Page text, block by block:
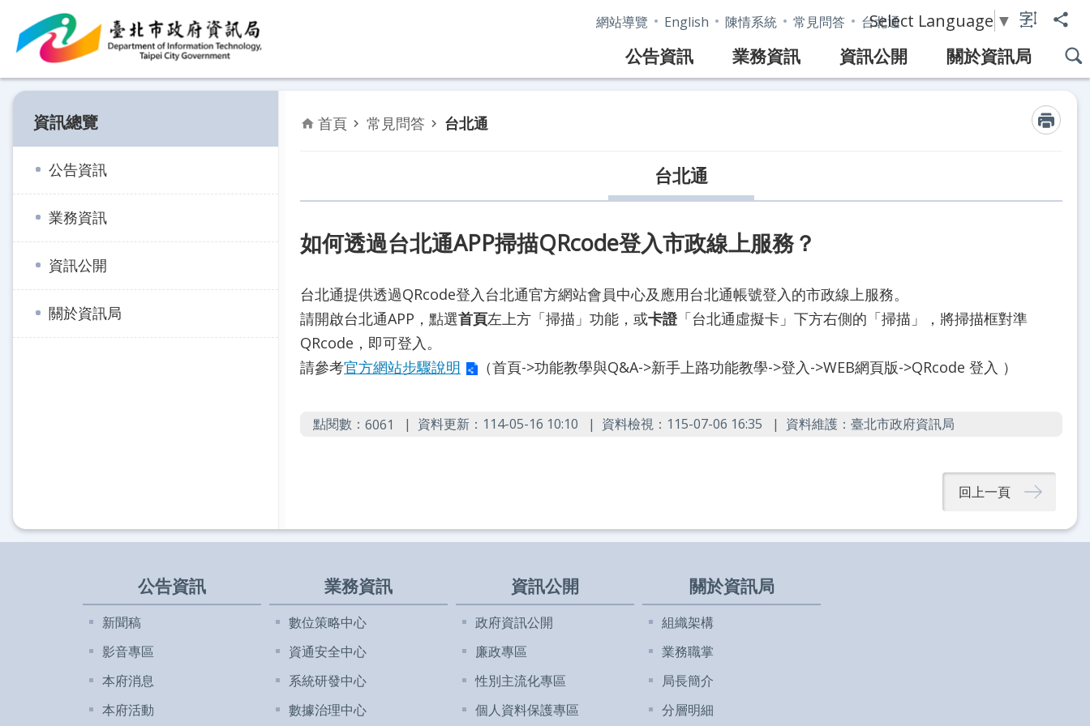
跳到主要內容區塊 網站導覽 English 陳情系統 常見問答 台北通
Select Language ▼
公告資訊 業務資訊 資訊公開 關於資訊局
資訊總覽
公告資訊
業務資訊
資訊公開
關於資訊局
首頁 常見問答 台北通
台北通
如何透過台北通APP掃描QRcode登入市政線上服務？
台北通提供透過QRcode登入台北通官方網站會員中心及應用台北通帳號登入的市政線上服務。
請開啟台北通APP，點選首頁左上方「掃描」功能，或卡證「台北通虛擬卡」下方右側的「掃描」，將掃描框對準
QRcode，即可登入。
請參考官方網站步驟說明 （首頁->功能教學與Q&A->新手上路功能教學->登入->WEB網頁版->QRcode 登入 ）
點閱數： 6061 資料更新：114-05-16 10:10 資料檢視：115-07-06 16:35 資料維護：臺北市政府資訊局
回上一頁
公告資訊
新聞稿
影音專區
本府消息
本府活動
業務資訊
數位策略中心
資通安全中心
系統研發中心
數據治理中心
資訊公開
政府資訊公開
廉政專區
性別主流化專區
個人資料保護專區
關於資訊局
組織架構
業務職掌
局長簡介
分層明細